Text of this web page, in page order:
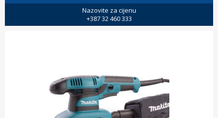
Nazovite za cijenu
+387 32 460 333